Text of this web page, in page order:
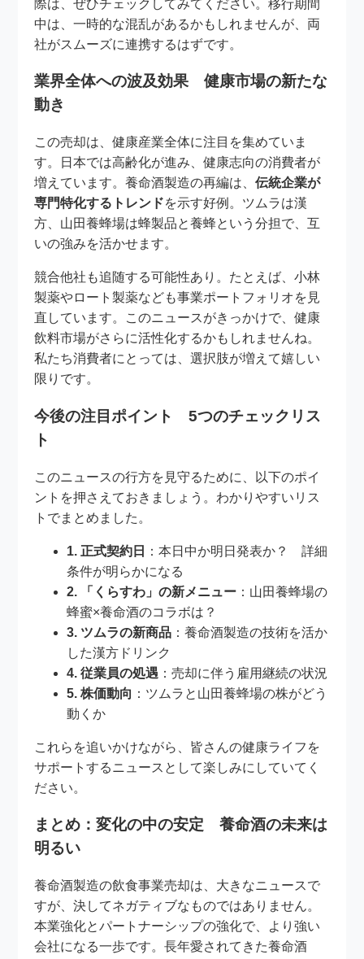
際は、ぜひチェックしてみてください。移行期間
中は、一時的な混乱があるかもしれませんが、両
社がスムーズに連携するはずです。
業界全体への波及効果 健康市場の新たな
動き
この売却は、健康産業全体に注目を集めていま
す。日本では高齢化が進み、健康志向の消費者が
増えています。養命酒製造の再編は、伝統企業が
専門特化するトレンドを示す好例。ツムラは漢
方、山田養蜂場は蜂製品と養蜂という分担で、互
いの強みを活かせます。
競合他社も追随する可能性あり。たとえば、小林
製薬やロート製薬なども事業ポートフォリオを見
直しています。このニュースがきっかけで、健康
飲料市場がさらに活性化するかもしれませんね。
私たち消費者にとっては、選択肢が増えて嬉しい
限りです。
今後の注目ポイント 5つのチェックリス
ト
このニュースの行方を見守るために、以下のポイ
ントを押さえておきましょう。わかりやすいリス
トでまとめました。
1. 正式契約日
：本日中か明日発表か？ 詳細
条件が明らかになる
2. 「くらすわ」の新メニュー ：山田養蜂場の
蜂蜜×養命酒のコラボは？
3. ツムラの新商品 ：養命酒製造の技術を活か
した漢方ドリンク
4. 従業員の処遇 ：売却に伴う雇用継続の状況
5. 株価動向 ：ツムラと山田養蜂場の株がどう
動くか
これらを追いかけながら、皆さんの健康ライフを
サポートするニュースとして楽しみにしていてく
ださい。
まとめ：変化の中の安定 養命酒の未来は
明るい
養命酒製造の飲食事業売却は、大きなニュースで
すが、決してネガティブなものではありません。
本業強化とパートナーシップの強化で、より強い
会社になる一歩です。長年愛されてきた養命酒